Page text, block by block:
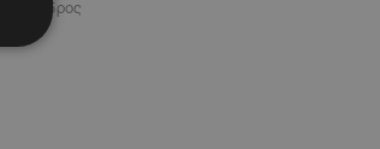
Πρόεδρος